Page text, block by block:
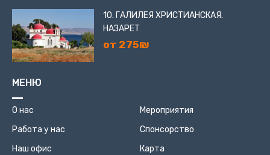
10. ГАЛИЛЕЯ ХРИСТИАНСКАЯ.
НАЗАРЕТ
от 275₪
МЕНЮ
О нас
Работа у нас
Наш офис
Мероприятия
Спонсорство
Карта